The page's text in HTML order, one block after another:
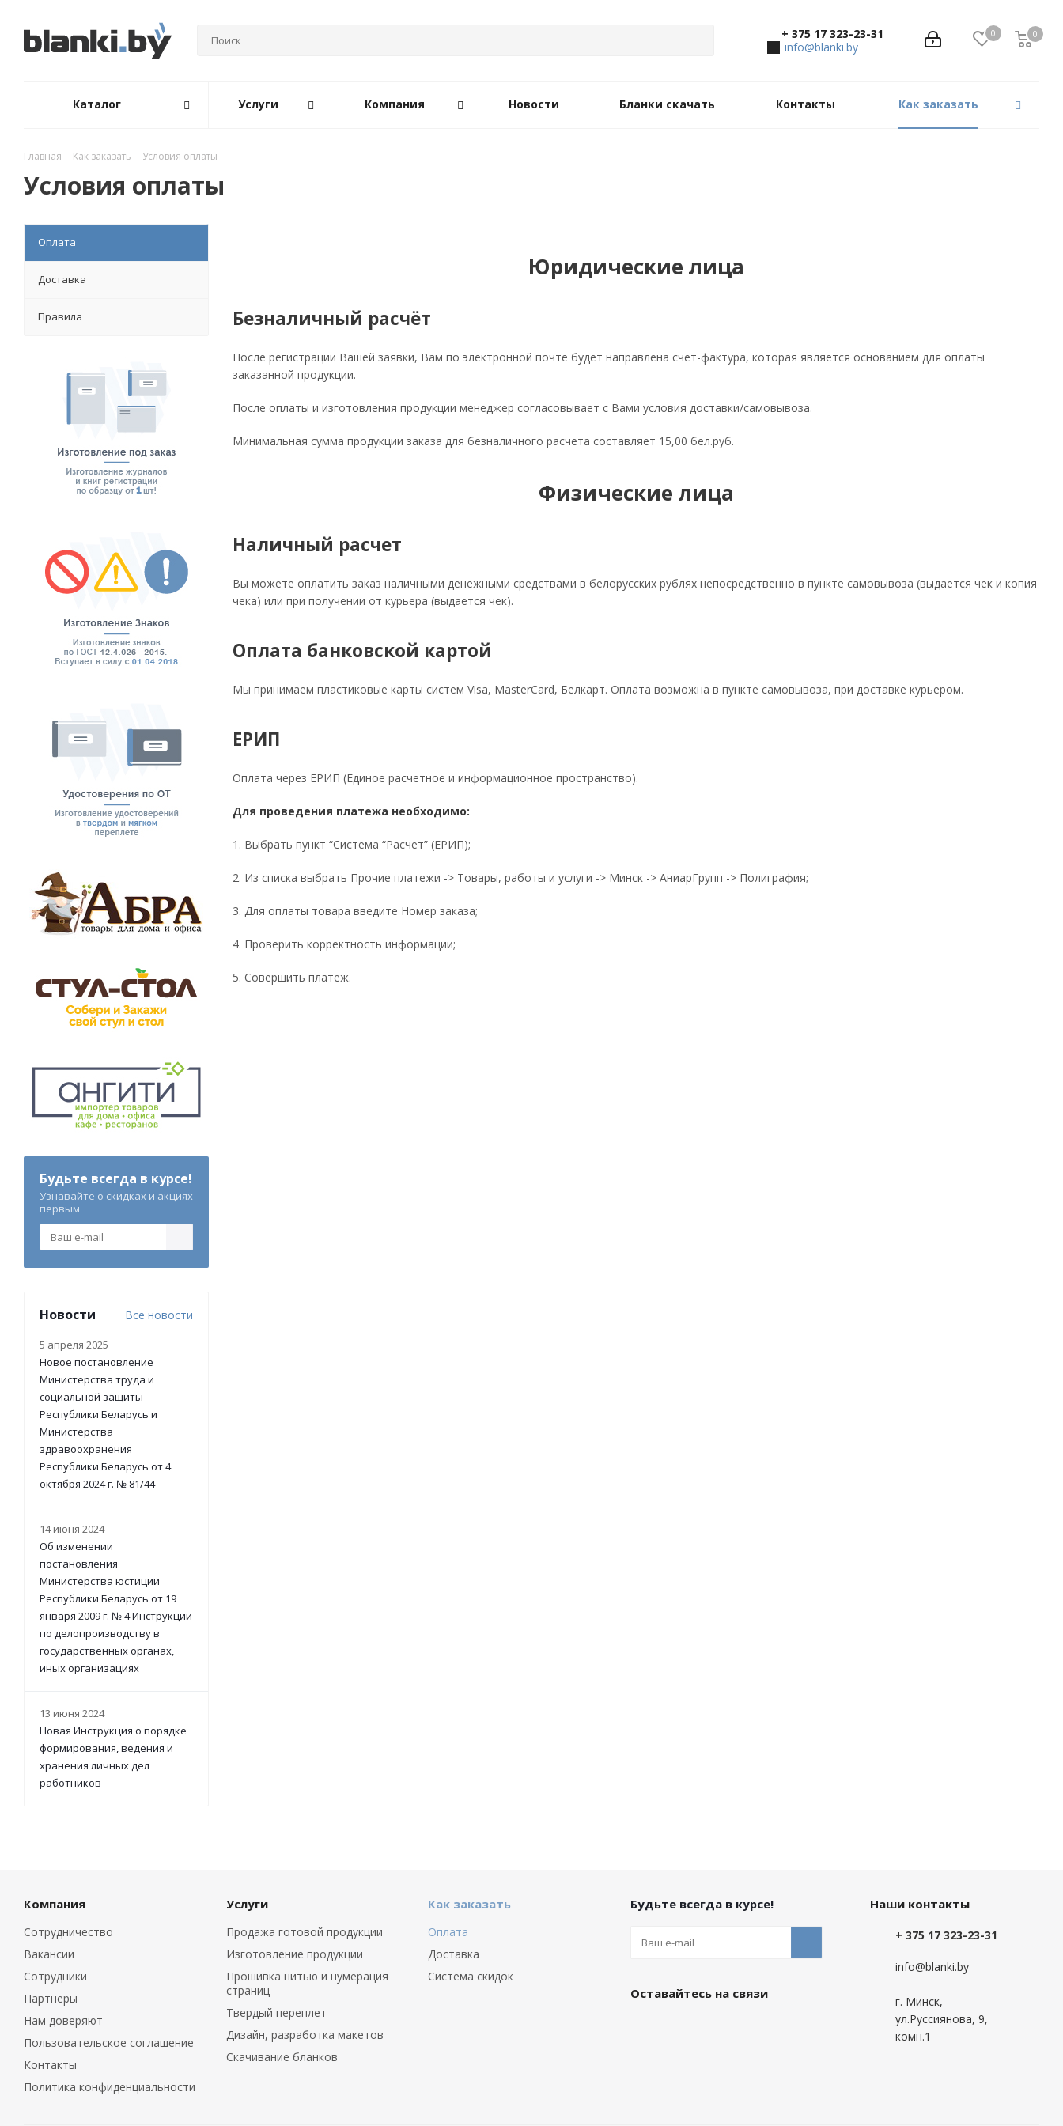
0 0
0
+ 375 17 323-23-31
info@blanki.by
Каталог Услуги Компания Новости Бланки скачать Контакты Как заказать
Главная - Как заказать - Условия оплаты
Условия оплаты
Юридические лица
Безналичный расчёт
После регистрации Вашей заявки, Вам по электронной почте будет направлена счет-фактура, которая является основанием для оплаты
заказанной продукции.
После оплаты и изготовления продукции менеджер согласовывает с Вами условия доставки/самовывоза.
Минимальная сумма продукции заказа для безналичного расчета составляет 15,00 бел.руб.
Физические лица
Наличный расчет
Вы можете оплатить заказ наличными денежными средствами в белорусских рублях непосредственно в пункте самовывоза (выдается чек и копия
чека) или при получении от курьера (выдается чек).
Оплата банковской картой
Мы принимаем пластиковые карты систем Visa, MasterCard, Белкарт. Оплата возможна в пункте самовывоза, при доставке курьером.
ЕРИП
Оплата через ЕРИП (Единое расчетное и информационное пространство).
Для проведения платежа необходимо:
1. Выбрать пункт “Система “Расчет” (ЕРИП);
2. Из списка выбрать Прочие платежи -> Товары, работы и услуги -> Минск -> АниарГрупп -> Полиграфия;
3. Для оплаты товара введите Номер заказа;
4. Проверить корректность информации;
5. Совершить платеж.
Оплата
Доставка
Правила
Будьте всегда в курсе!
Узнавайте о скидках и акциях
первым
Новости Все новости
5 апреля 2025
Новое постановление
Министерства труда и
социальной защиты
Республики Беларусь и
Министерства
здравоохранения
Республики Беларусь от 4
октября 2024 г. № 81/44
14 июня 2024
Об изменении
постановления
Министерства юстиции
Республики Беларусь от 19
января 2009 г. № 4 Инструкции
по делопроизводству в
государственных органах,
иных организациях
13 июня 2024
Новая Инструкция о порядке
формирования, ведения и
хранения личных дел
работников
Компания
Сотрудничество
Вакансии
Сотрудники
Партнеры
Нам доверяют
Пользовательское соглашение
Контакты
Политика конфиденциальности
Услуги
Продажа готовой продукции
Изготовление продукции
Прошивка нитью и нумерация
страниц
Твердый переплет
Дизайн, разработка макетов
Скачивание бланков
Как заказать
Оплата
Доставка
Система скидок
Будьте всегда в курсе!
Оставайтесь на связи
Наши контакты
+ 375 17 323-23-31
info@blanki.by
г. Минск,
ул.Руссиянова, 9,
комн.1